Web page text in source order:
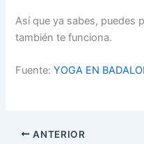
Así que ya sabes, puedes
también te funciona.
Fuente:YOGA EN
ANTERIOR